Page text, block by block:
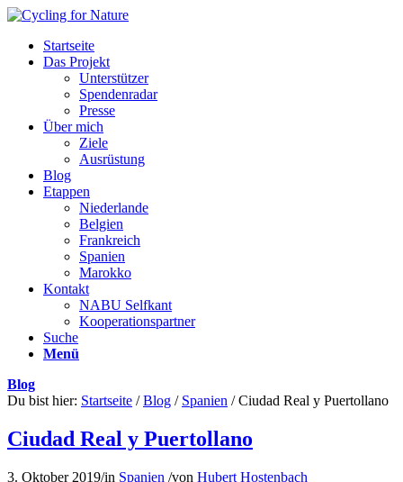
Startseite
Das Projekt
Unterstützer
Spendenradar
Presse
Über mich
Ziele
Ausrüstung
Blog
Etappen
Niederlande
Belgien
Frankreich
Spanien
Marokko
Kontakt
NABU Selfkant
Kooperationspartner
Suche
Menü
Blog
Du bist hier: Startseite / Blog / Spanien / Ciudad Real y Puertollano
Ciudad Real y Puertollano
3. Oktober 2019/in Spanien /von Hubert Hostenbach